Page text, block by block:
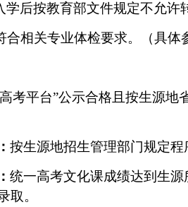
学后按教育部文件规定不允许
合相关专业体检要求。（具体
考平台”公示合格且按生源地
按生源地招生管理部门规定
统一高考文化课成绩达到生源
取。